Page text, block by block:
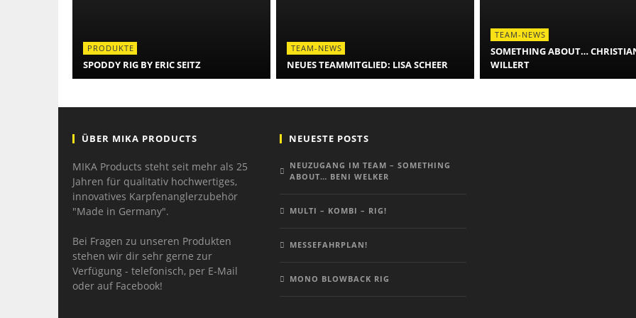
PRODUKTE
SPODDY RIG BY ERIC SEITZ
TEAM-NEWS
NEUES TEAMMITGLIED: LISA SCHEER
TEAM-NEWS
SOMETHING ABOUT…
WILLERT
ÜBER MIKA PRODUCTS
MIKA Products steht seit mehr als 25
Jahren für qualitativ hochwertiges,
innovatives Karpfenanglerzubehör
"Made in Germany".
Bei Fragen zu unseren Produkten
stehen wir dir sehr gerne zur
Verfügung - telefonisch, per E-Mail
oder auf Facebook!
NEUESTE POSTS
NEUZUGANG IM TEAM – SOMETHING
ABOUT… BENI WELKER
MULTI – KOMBI – RIG!
MESSEFAHRPLAN!
MONO BLOWBACK RIG